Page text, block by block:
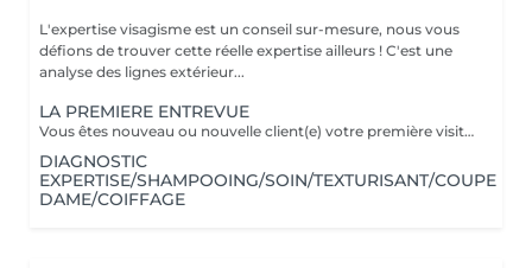
L'expertise visagisme est un conseil sur-mesure, nous vous
défions de trouver cette réelle expertise ailleurs ! C'est une
analyse des lignes extérieur...
LA PREMIERE ENTREVUE
Vous êtes nouveau ou nouvelle client(e) votre première visite est une Entrevue. (Temps 30 minutes) Cette entrevue ne comprend aucun service de réalisation, il y aura des tests de styles, de communications et du conseils. Nous apprenons à vous connaitre et nous vous conseillons sur tous vos souhaits, afin de préparer notre premier rendez-vous. Cette Entrevue, nous permettra d'avoir une approche afin de comprendre en détail vos désirs et vos envies pour votre futur coupe ou couleur. Nous élaborons ensemble nos différentes méthodes de travail autour d'un thé ou un café pour vous proposer les services adaptés en vous indiquant un devis complet afin de fixer le prochain rendez-vous pour la réalisation.
DIAGNOSTIC
EXPERTISE/SHAMPOOING/SOIN/TEXTURISANT/COUPE
DAME/COIFFAGE